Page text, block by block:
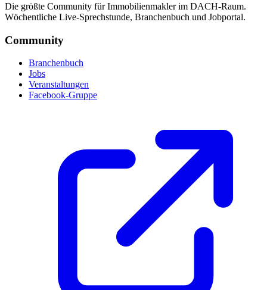
Die größte Community für Immobilienmakler im DACH-Raum.
Wöchentliche Live-Sprechstunde, Branchenbuch und Jobportal.
Community
Branchenbuch
Jobs
Veranstaltungen
Facebook-Gruppe